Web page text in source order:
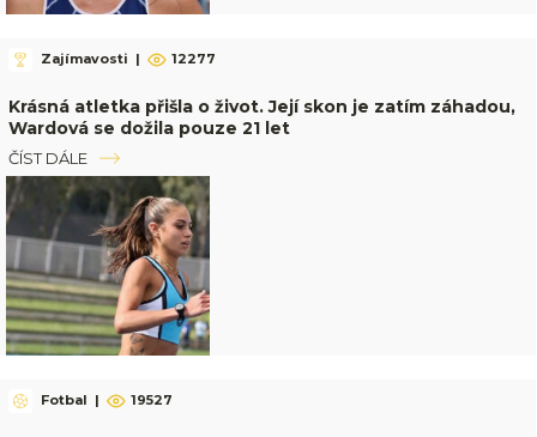
Zajímavosti | 12277
Krásná atletka přišla o život. Její skon je zatím záhadou,
Wardová se dožila pouze 21 let
ČÍST DÁLE
Fotbal | 19527